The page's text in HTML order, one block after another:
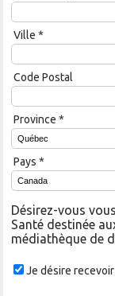
Ville *
Code Postal
Province *
Pays *
Désirez-vous
Santé destinée
médiathèque de
Je désire